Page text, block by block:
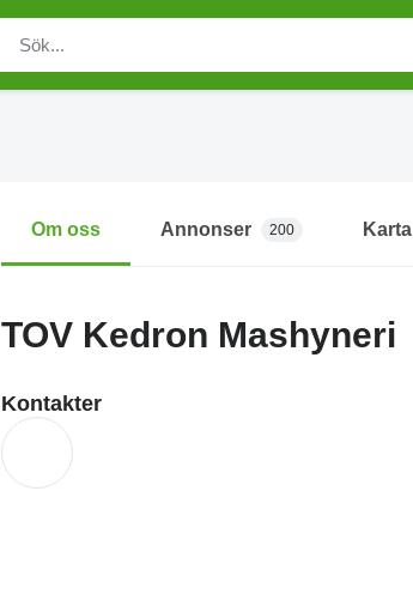
Om oss Annonser 200 Karta
TOV Kedron Mashyneri
Kontakter